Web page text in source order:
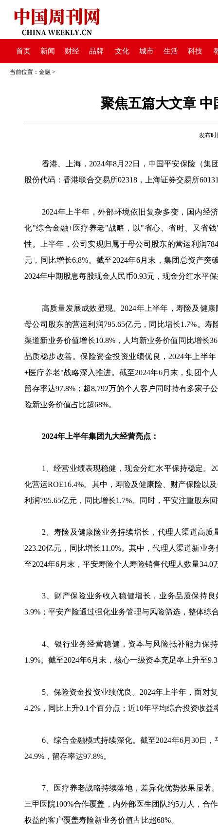
首页 新闻 财经 品牌 文化 城市 生活 科技
当前位置： 金融 >
聚焦五篇大文章 中
发布时
香港、上海，2024年8月22日，中国平安保险（
股份代码：香港联合交易所02318，上海证券交易所
2024年上半年，外部环境依旧复杂多变，国内经
化"综合金融+医疗养老"战略，以"省心、省时、又省
性。上半年，公司实现归属于母公司股东的营运利润
元，同比增长6.8%。截至2024年6月末，集团总资产
2024年中期股息每股现金人民币0.93元，现金分红水
高质量发展成效显现。2024年上半年，寿险及健
母公司股东的营运利润795.65亿元，同比增长1.7%。
渠道新业务价值增长10.8%，人均新业务价值同比增长
品质稳步改善。保险资金投资业绩优良，2024年上半
+医疗养老"战略深入推进。截至2024年6月末，集团个
留存率达97.8%；超8,792万的个人客户同时持有多家
险新业务价值占比超68%。
2024年上半年集团九大经营亮点：
1、经营业绩表现稳健，现金分红水平保持稳定。
化营运ROE16.4%。其中，寿险及健康险、财产保险以
利润795.65亿元，同比增长1.7%。同时，平安注重股
2、寿险及健康险业务持续增长，代理人渠道高
223.20亿元，同比增长11.0%。其中，代理人渠道新业
至2024年6月末，平安寿险个人寿险销售代理人数量
3、财产保险业务收入稳健增长，业务品质保持
3.9%；平安产险通过强化业务管理与风险筛选，整体综
4、银行业务经营稳健，资本与风险抵补能力保
1.9%。截至2024年6月末，核心一级资本充足率上升至
5、保险资金投资业绩优良。2024年上半年，面对
4.2%，同比上升0.1个百分点；近10年平均综合投资收
6、综合金融模式持续深化。截至2024年6月30日
24.9%，留存率达97.8%。
7、医疗养老战略持续落地，差异化优势效果显著
三甲医院100%合作覆盖，内外部医生团队约5万人，合
权益的客户覆盖寿险新业务价值占比超68%。